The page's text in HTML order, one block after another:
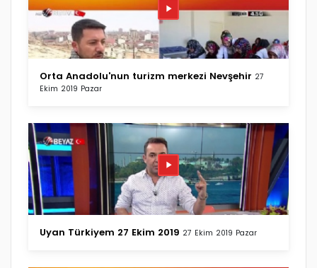
Orta Anadolu'nun turizm merkezi Nevşehir 27
Ekim 2019 Pazar
Uyan Türkiyem 27 Ekim 2019 27 Ekim 2019 Pazar